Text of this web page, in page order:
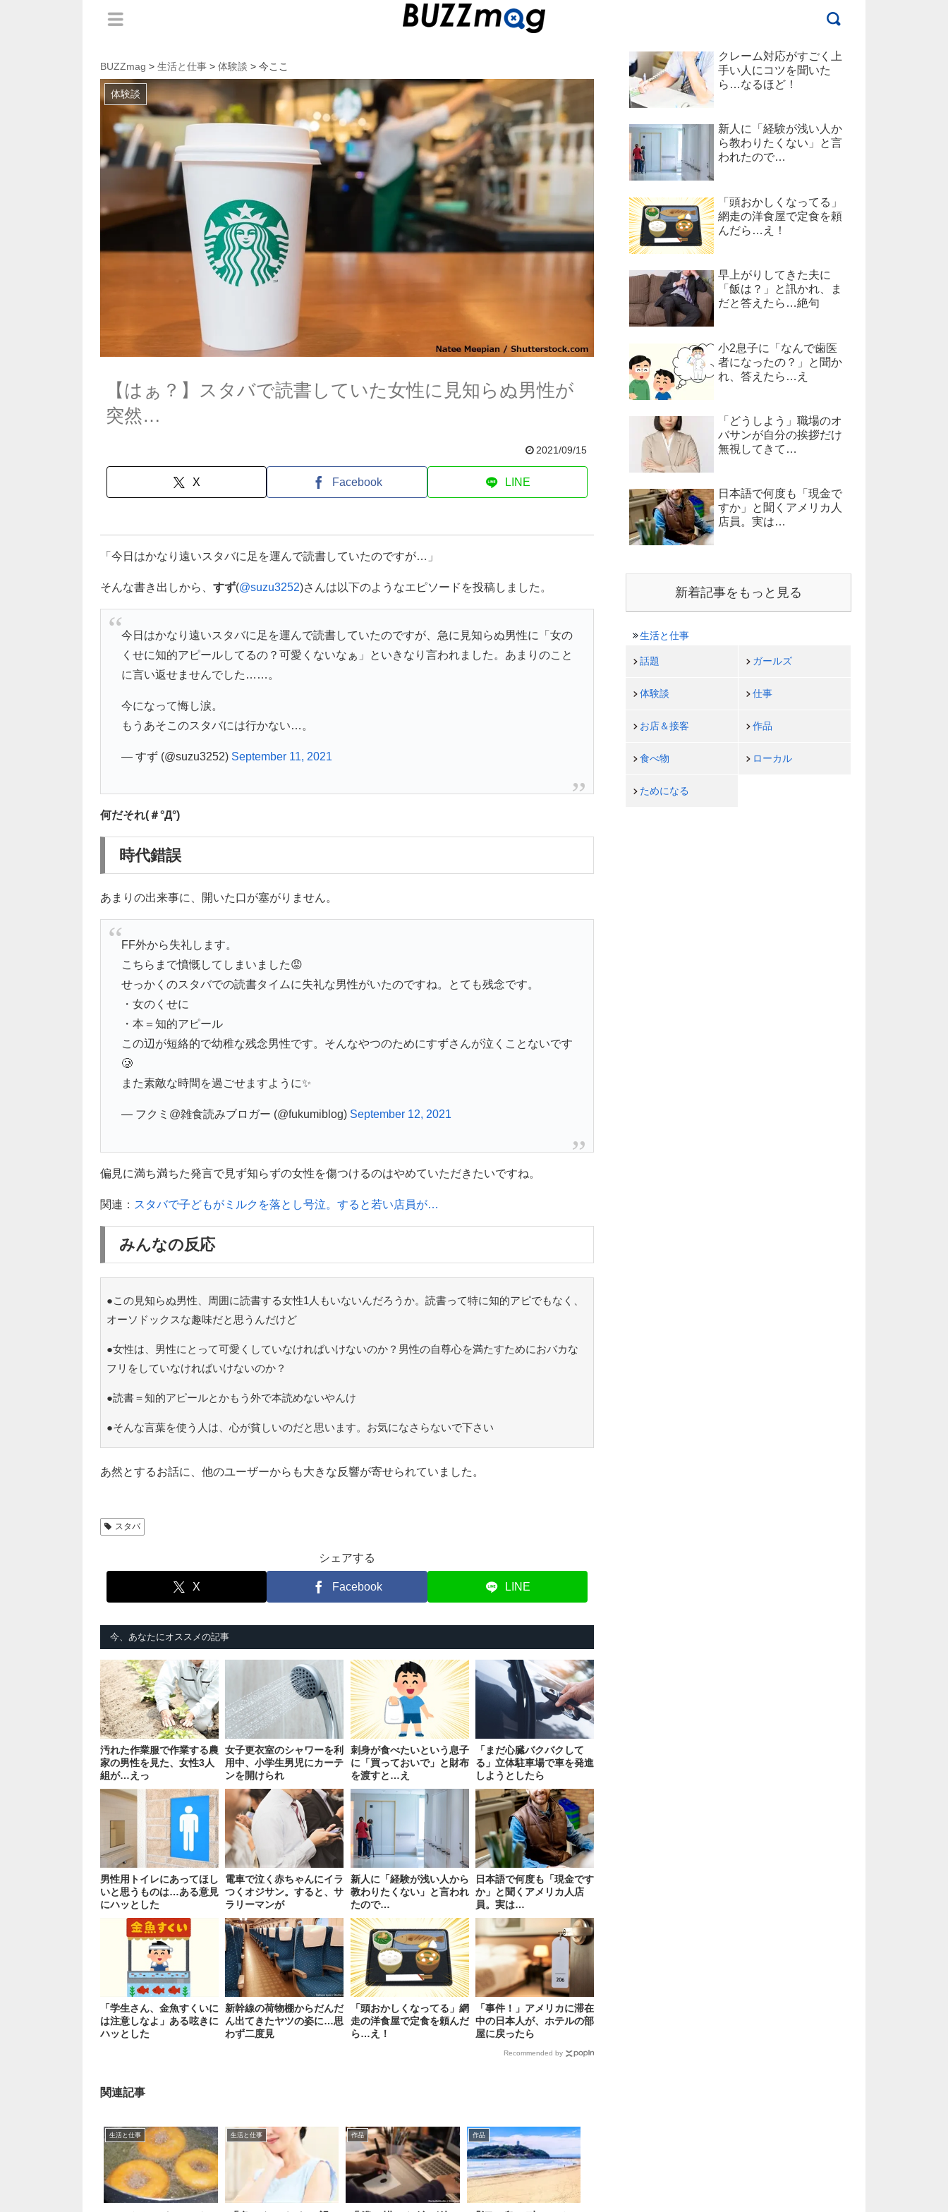
BUZZmag > 生活と仕事 > 体験談 > 今ここ
体験談
【はぁ？】スタバで読書していた女性に見知らぬ男性が
突然…
2021/09/15
X Facebook LINE
「今日はかなり遠いスタバに足を運んで読書していたのですが…」
そんな書き出しから、 すず(@suzu3252)さんは以下のようなエピソードを投稿しました。
今日はかなり遠いスタバに足を運んで読書していたのですが、急に見知らぬ男性に「女の
くせに知的アピールしてるの？可愛くないなぁ」といきなり言われました。あまりのこと
に言い返せませんでした……。
今になって悔し涙。
もうあそこのスタバには行かない…。
— すず (@suzu3252) September 11, 2021
何だそれ(＃°Д°)
時代錯誤
あまりの出来事に、開いた口が塞がりません。
FF外から失礼します。
こちらまで憤慨してしまいました😡
せっかくのスタバでの読書タイムに失礼な男性がいたのですね。とても残念です。
・女のくせに
・本＝知的アピール
この辺が短絡的で幼稚な残念男性です。そんなやつのためにすずさんが泣くことないです
🥲
また素敵な時間を過ごせますように✨
— フクミ@雑食読みブロガー (@fukumiblog) September 12, 2021
偏見に満ち満ちた発言で見ず知らずの女性を傷つけるのはやめていただきたいですね。
関連： スタバで子どもがミルクを落とし号泣。すると若い店員が…
みんなの反応
●この見知らぬ男性、周囲に読書する女性1人もいないんだろうか。読書って特に知的アピでもなく、
オーソドックスな趣味だと思うんだけど
●女性は、男性にとって可愛くしていなければいけないのか？男性の自尊心を満たすためにおバカな
フリをしていなければいけないのか？
●読書＝知的アピールとかもう外で本読めないやんけ
●そんな言葉を使う人は、心が貧しいのだと思います。お気になさらないで下さい
あ然とするお話に、他のユーザーからも大きな反響が寄せられていました。
スタバ
シェアする
X Facebook LINE
今、あなたにオススメの記事
汚れた作業服で作業する農
家の男性を見た、女性3人
組が…えっ
女子更衣室のシャワーを利
用中、小学生男児にカーテ
ンを開けられ
刺身が食べたいという息子
に「買っておいで」と財布
を渡すと…え
「まだ心臓バクバクして
る」立体駐車場で車を発進
しようとしたら
男性用トイレにあってほし
いと思うものは…ある意見
にハッとした
電車で泣く赤ちゃんにイラ
つくオジサン。すると、サ
ラリーマンが
新人に「経験が浅い人から
教わりたくない」と言われ
たので…
日本語で何度も「現金です
か」と聞くアメリカ人店
員。実は…
「学生さん、金魚すくいに
は注意しなよ」ある呟きに
ハッとした
新幹線の荷物棚からだんだ
ん出てきたヤツの姿に…思
わず二度見
「頭おかしくなってる」網
走の洋食屋で定食を頼んだ
ら…え！
「事件！」アメリカに滞在
中の日本人が、ホテルの部
屋に戻ったら
Recommended by
関連記事
生活と仕事 生活と仕事 作品 作品
クレーム対応がすごく上
手い人にコツを聞いた
ら…なるほど！
新人に「経験が浅い人か
ら教わりたくない」と言
われたので…
「頭おかしくなってる」
網走の洋食屋で定食を頼
んだら…え！
早上がりしてきた夫に
「飯は？」と訊かれ、ま
だと答えたら…絶句
小2息子に「なんで歯医
者になったの？」と聞か
れ、答えたら…え
「どうしよう」職場のオ
バサンが自分の挨拶だけ
無視してきて…
日本語で何度も「現金で
すか」と聞くアメリカ人
店員。実は…
新着記事をもっと見る
生活と仕事
話題 ガールズ
体験談 仕事
お店＆接客 作品
食べ物 ローカル
ためになる